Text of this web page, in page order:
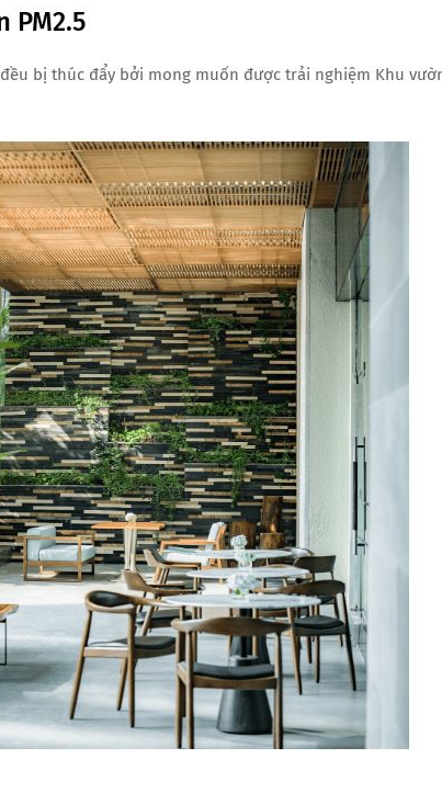
PM2.5
bị thúc đẩy bởi mong muốn được trải nghiệm Khu